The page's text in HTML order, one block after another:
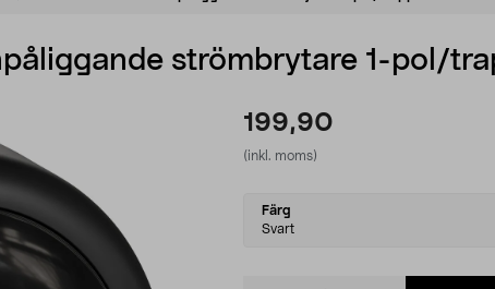
strömbrytare 1-pol/
199,90
(inkl. moms)
Select
variant
Färg
Svart